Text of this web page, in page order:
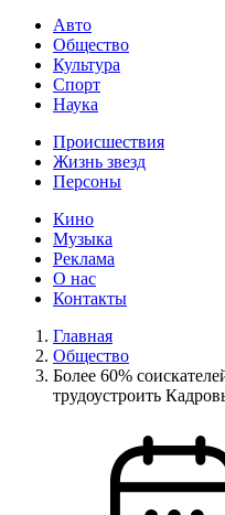
Авто
Общество
Культура
Спорт
Наука
Происшествия
Жизнь звезд
Персоны
Кино
Музыка
Реклама
О нас
Контакты
Главная
Общество
Более 60%
трудоустроить